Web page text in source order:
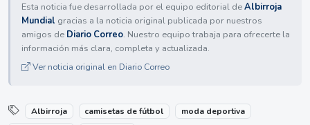
Esta noticia fue desarrollada por el equipo editorial deAlbirroja
Mundial gracias a la noticia original publicada por nuestros
amigos de Diario Correo. Nuestro equipo trabaja para ofrecerte la
información más clara, completa y actualizada.
Ver noticia original en Diario Correo
Albirroja camisetas de fútbol moda deportiva